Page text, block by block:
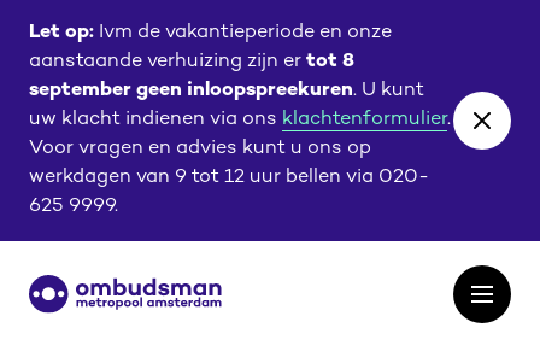
Let op: Ivm de vakantieperiode en onze
aanstaande verhuizing zijn er tot 8
september geen inloopspreekuren. U kunt
uw klacht indienen via ons klachtenformulier.
Voor vragen en advies kunt u ons op
werkdagen van 9 tot 12 uur bellen via 020-
625 9999.
Close
naar
content
naar
footer
Ga
naar
Open